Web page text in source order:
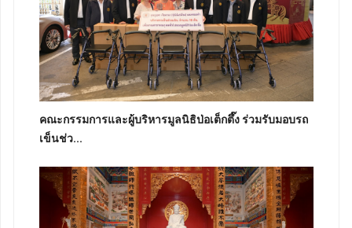
คณะกรรมการและผู้บริหารมูลนิธิป่อเต็กตึ๊ง ร่วมรับมอบรถ
เข็นช่ว...